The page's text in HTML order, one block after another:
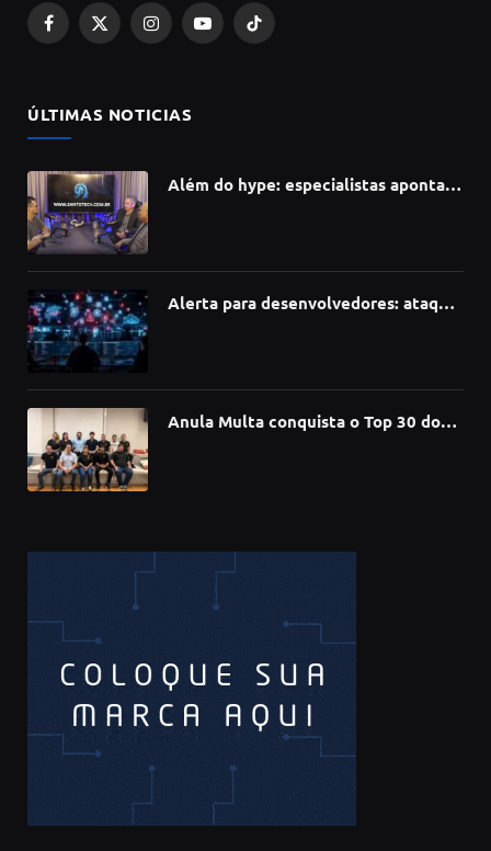
Facebook
X
InstagramYouTubeTikTok
ÚLTIMAS NOTICIAS
Além do hype: especialistas apontam
Alerta para desenvolvedores: ataque
Anula Multa conquista o Top 30 do